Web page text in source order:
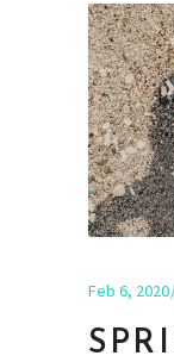
Feb 6, 2020